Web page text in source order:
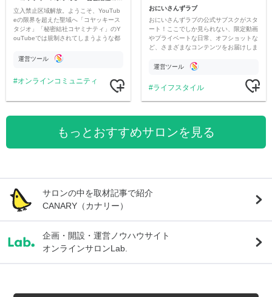
立入禁止区域解放。ようこそ、YouTub
eの限界を超えた聖域へ「コヤッキース
タジオ」「秘密結社コヤミナティ」のY
ouTubeでは規制されてしまうような都
公開。
運営ツール
オンラインコミュニティ
おにいさんずラブ
おにいさんずラブの公式サブスクがスタ
ート！ここでしか見られない、限定動画
やプライベートな日常、オフショットな
ど、さまざまなコンテンツをお届けしま
運営ツール
ライフスタイル
もっとおすすめサロンを見る
サロンの中を取材記事で紹介
CANARY（カナリー）
企画・開設・運営ノウハウサイト
オンラインサロンLab.